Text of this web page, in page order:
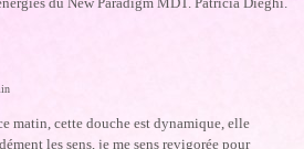
matin, cette douche est dynamique, elle
les sens, je me sens revigorée pour